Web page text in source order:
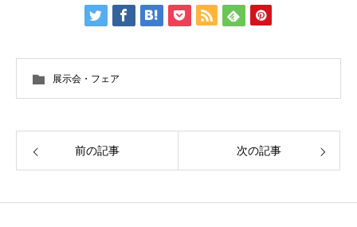
展示会・フェア
前の記事 次の記事